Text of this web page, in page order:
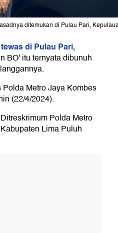
ditemukan di Pulau Pari,
tewas di Pulau Pari,
BO' itu ternyata dibunuh
Metro Jaya Kombes
(22/4/2024).
Polda Metro
Lima Puluh